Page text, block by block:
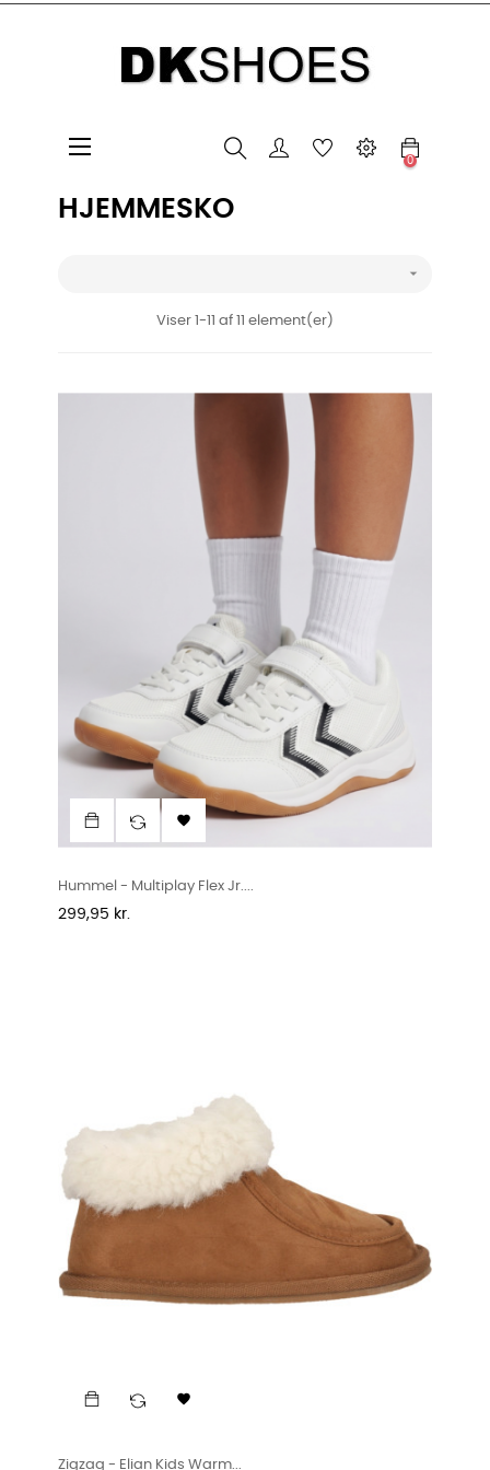
Toggle
☰
0
HJEMMESKO

Viser 1-11 af 11 element(er)

Hummel - Multiplay Flex Jr....
Pris
299,95 kr.

Zigzag - Elian Kids Warm...